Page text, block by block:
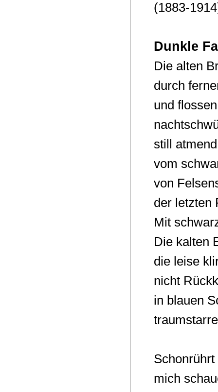
(1883-
Dunkle
Die alten
durch
und
still
vom
von
der letzten
Mit
Die kalten
die leise
nicht
in blauen
mich